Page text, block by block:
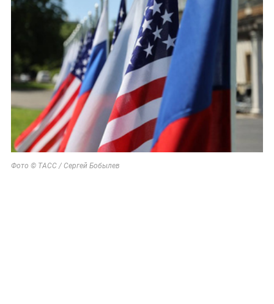
Фото © ТАСС / Сергей Бобылев